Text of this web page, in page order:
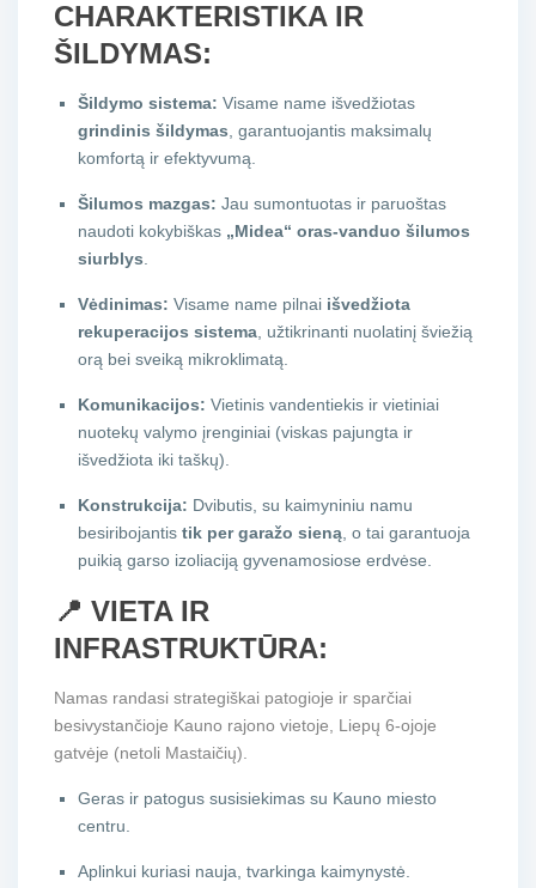
CHARAKTERISTIKA IR
ŠILDYMAS:
Šildymo sistema: Visame name išvedžiotas
grindinis šildymas, garantuojantis maksimalų
komfortą ir efektyvumą.
Šilumos mazgas: Jau sumontuotas ir paruoštas
naudoti kokybiškas „Midea“ oras-vanduo šilumos
siurblys.
Vėdinimas: Visame name pilnai išvedžiota
rekuperacijos sistema, užtikrinanti nuolatinį šviežią
orą bei sveiką mikroklimatą.
Komunikacijos: Vietinis vandentiekis ir vietiniai
nuotekų valymo įrenginiai (viskas pajungta ir
išvedžiota iki taškų).
Konstrukcija: Dvibutis, su kaimyniniu namu
besiribojantis tik per garažo sieną, o tai garantuoja
puikią garso izoliaciją gyvenamosiose erdvėse.
📍 VIETA IR
INFRASTRUKTŪRA:
Namas randasi strategiškai patogioje ir sparčiai
besivystančioje Kauno rajono vietoje, Liepų 6-ojoje
gatvėje (netoli Mastaičių).
Geras ir patogus susisiekimas su Kauno miesto
centru.
Aplinkui kuriasi nauja, tvarkinga kaimynystė.